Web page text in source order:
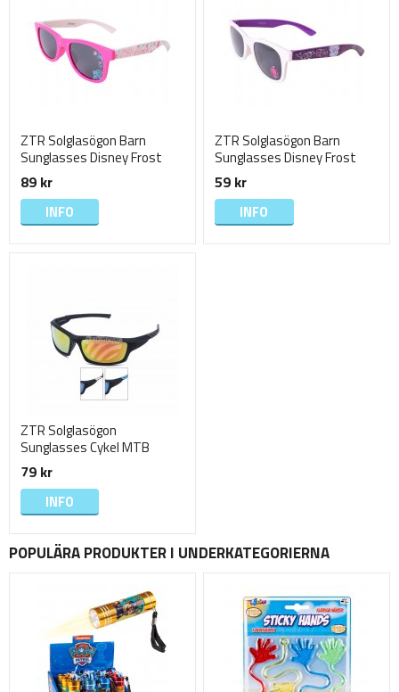
ZTR Solglasögon Barn
Sunglasses Disney Frost
Frozen 13cm Mörkrosa
89 kr
INFO
ZTR Solglasögon Barn
Sunglasses Disney Frost
Frozen 13cm Vita
59 kr
INFO
ZTR Solglasögon
Sunglasses Cykel MTB
Sport VS-330 Svarta 14cm
rest 8
79 kr
INFO
POPULÄRA PRODUKTER I UNDERKATEGORIERNA